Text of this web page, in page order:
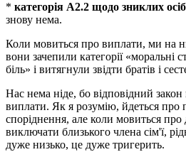
* категорія А2.2 щодо зниклих осіб
знову нема.
Коли мовиться про виплати, ми на
вони зачепили категорії «моральні
біль» і витягнули звідти братів і
Нас нема ніде, бо відповідний закон
виплати. Як я розумію, йдеться про
споріднення, але коли мовиться
виключати близького члена сім'ї,
дуже низько, це дуже тригерить.